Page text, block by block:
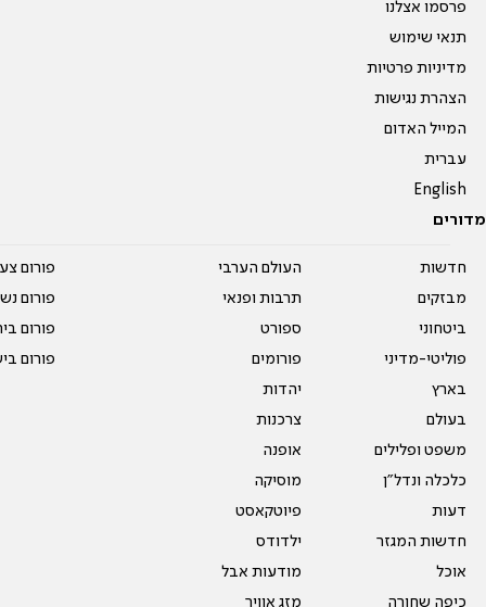
פרסמו אצלנו
תנאי שימוש
מדיניות פרטיות
הצהרת נגישות
המייל האדום
עברית
English
מדורים
חדשות
מבזקים
ביטחוני
פוליטי-מדיני
בארץ
בעולם
משפט ופלילים
כלכלה ונדל"ן
דעות
חדשות המגזר
אוכל
כיפה שחורה
העולם הערבי
תרבות ופנאי
ספורט
פורומים
יהדות
צרכנות
אופנה
מוסיקה
פיוטקאסט
ילדודס
מודעות אבל
מזג אוויר
פורום
פורום
פורום
פורום